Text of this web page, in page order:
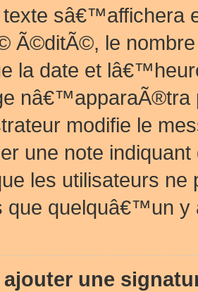
texte sâ€™affichera
Ã©ditÃ©, le
la date et
nâ€™apparaÃ®tra
modifie le
une note
les utilisateurs
que quelquâ€™un y
une